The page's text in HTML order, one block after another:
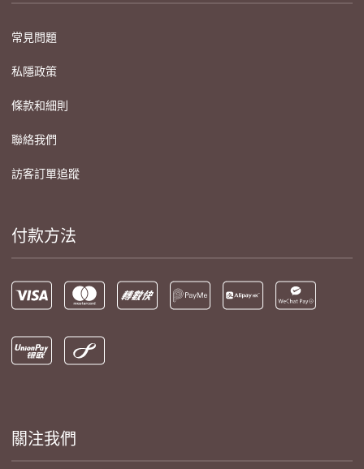
常見問題
私隱政策
條款和細則
聯絡我們
訪客訂單追蹤
付款方法
關注我們